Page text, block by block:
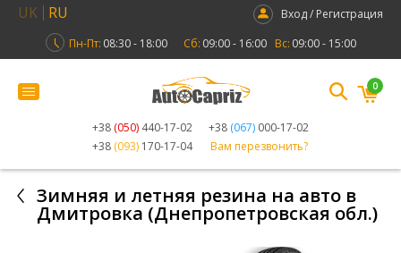
UK RU
Вход / Регистрация
Пн-Пт: 08:30 - 18:00 Сб: 09:00 - 16:00 Вс: 09:00 - 15:00
+38 (050) 440-17-02 +38 (067) 000-17-02
+38 (093) 170-17-04 Вам перезвонить?
0
Зимняя и летняя резина на авто в
Дмитровка (Днепропетровская обл.)